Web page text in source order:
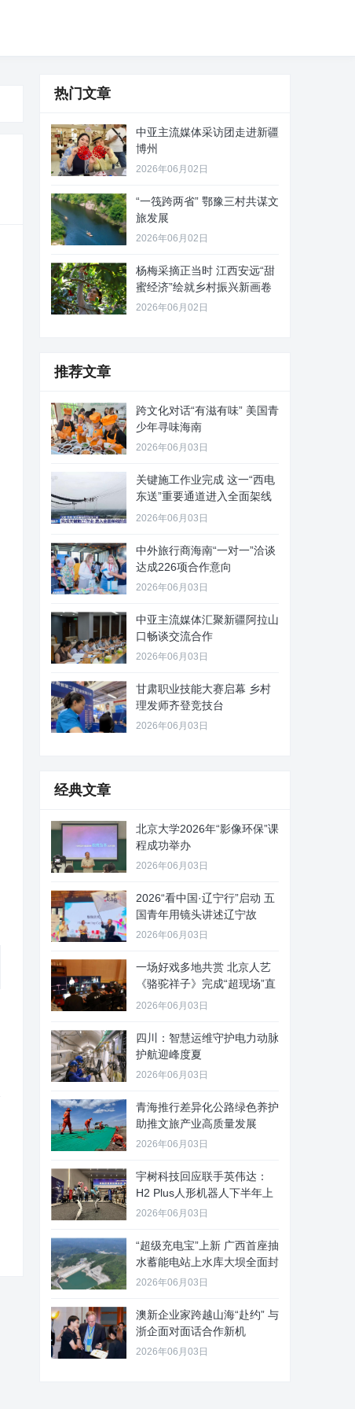
热门文章
中亚主流媒体采访团走进新疆
博州
2026年06月02日
“一筏跨两省” 鄂豫三村共谋文
旅发展
2026年06月02日
杨梅采摘正当时 江西安远“甜
蜜经济”绘就乡村振兴新画卷
2026年06月02日
推荐文章
跨文化对话“有滋有味” 美国青
少年寻味海南
2026年06月03日
关键施工作业完成 这一“西电
东送”重要通道进入全面架线
阶
2026年06月03日
中外旅行商海南“一对一”洽谈
达成226项合作意向
2026年06月03日
中亚主流媒体汇聚新疆阿拉山
口畅谈交流合作
2026年06月03日
甘肃职业技能大赛启幕 乡村
理发师齐登竞技台
2026年06月03日
经典文章
北京大学2026年“影像环保”课
程成功举办
2026年06月03日
2026“看中国·辽宁行”启动 五
国青年用镜头讲述辽宁故
2026年06月03日
一场好戏多地共赏 北京人艺
《骆驼祥子》完成“超现场”直
播
2026年06月03日
四川：智慧运维守护电力动脉
护航迎峰度夏
2026年06月03日
青海推行差异化公路绿色养护
助推文旅产业高质量发展
2026年06月03日
宇树科技回应联手英伟达：
H2 Plus人形机器人下半年上
2026年06月03日
“超级充电宝”上新 广西首座抽
水蓄能电站上水库大坝全面封
2026年06月03日
澳新企业家跨越山海“赴约” 与
浙企面对面话合作新机
2026年06月03日